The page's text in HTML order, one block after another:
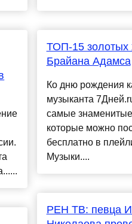
ТОП-15 золотых
Брайана Адамса
Ко дню рождения
музыканта
самые
которые можно
бесплатно в
Музыки....
РЕН ТВ: певца